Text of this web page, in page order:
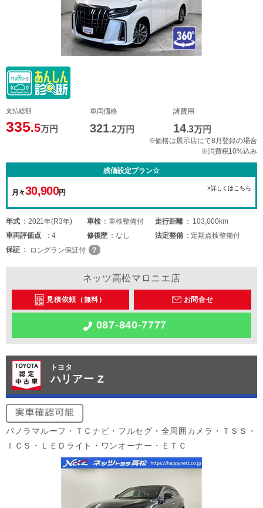
支払総額
335.5万円
車両価格
321.2万円
諸費用
14.3万円
※価格は展示店にて8月登録の場合
※消費税10%込み
残価設定プラン☆
月々30,900円
>詳しくはこちら
年式 2021年(R3年) 車検 車検整備付 走行距離
103,000km
車両評価点 4 修復歴 なし 法定整備
定期点検整備付
保証
ロングラン保証付
ネッツ高松マロニエ店
見積依頼（無料） お問合せ
087-840-7777
トヨタ
ハリアー Z
パノラマルーフ・ＴＣナビ・フルセグ・全周囲カメラ・ＴＳＳ・
ＩＣＳ・ＬＥＤライト・ワンオーナー・ＥＴＣ